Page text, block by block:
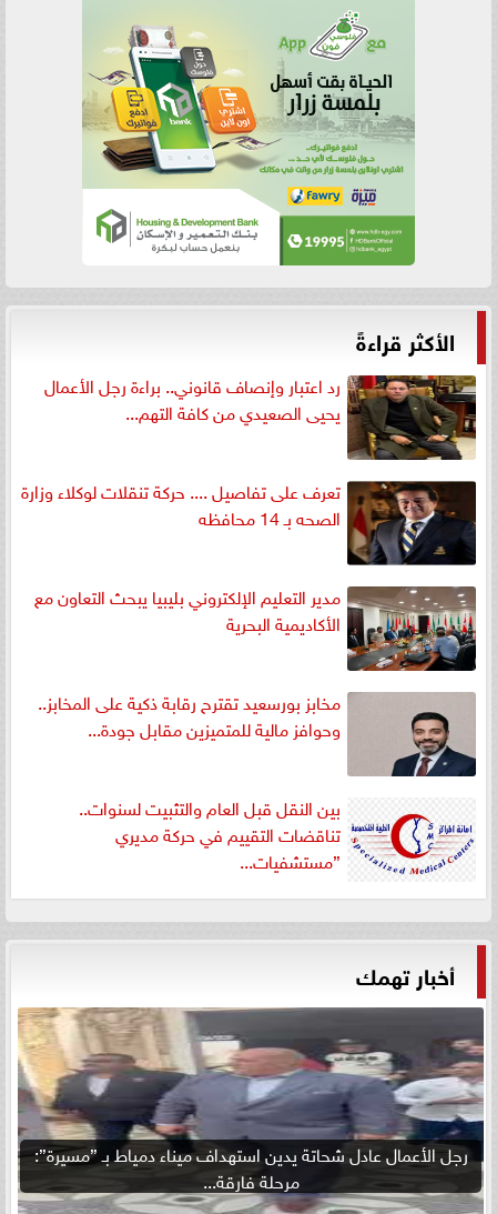
الأكثر قراءةً
رد اعتبار وإنصاف قانوني.. براءة رجل الأعمال
يحيى الصعيدي من كافة التهم...
تعرف على تفاصيل .... حركة تنقلات لوكلاء وزارة
الصحه بـ 14 محافظه
مدير التعليم الإلكتروني بليبيا يبحث التعاون مع
الأكاديمية البحرية
مخابز بورسعيد تقترح رقابة ذكية على المخابز..
وحوافز مالية للمتميزين مقابل جودة...
بين النقل قبل العام والتثبيت لسنوات..
تناقضات التقييم في حركة مديري
”مستشفيات...
أخبار تهمك
رجل الأعمال عادل شحاتة يدين استهداف ميناء دمياط بـ ”مسيرة”:
مرحلة فارقة...